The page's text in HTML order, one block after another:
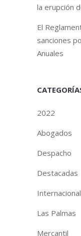
la erupción
El
sanciones
Anuales
2022
Abogados
Despacho
Destacadas
Internacional
Las Palmas
Mercantil